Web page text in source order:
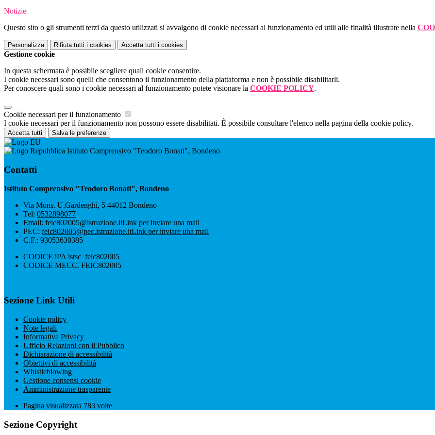
Notizie
Questo sito o gli strumenti terzi da questo utilizzati si avvalgono di cookie necessari al funzionamento ed utili alle finalità illustrate nella
Personalizza Rifiuta tutti i cookies Accetta tutti i cookies
Gestione cookie
In questa schermata è possibile scegliere quali cookie consentire.
I cookie necessari sono quelli che consentono il funzionamento della piattaforma e non è possibile disabilitarli.
Per conoscere quali sono i cookie necessari al funzionamento potete visionare la COOKIE POLICY.
Cookie necessari per il funzionamento
I cookie necessari per il funzionamento non possono essere disabilitati. È possibile consultare l'elenco nella pagina della cookie policy.
Accetta tutti Salva le preferenze
Istituto Comprensivo "Teodoro Bonati", Bondeno
Contatti
Istituto Comprensivo "Teodoro Bonati", Bondeno
Via Mons. U.Gardenghi, 5 44012 Bondeno
Tel: 0532898077
Email: feic802005@istruzione.itLink per inviare una mail
PEC: feic802005@pec.istruzione.itLink per inviare una mail
C.F.: 93053630385
CODICE iPA istsc_feic802005
CODICE MECC. FEIC802005
Sezione Link Utili
Cookie policy
Note legali
Informativa Privacy
Ufficio Relazioni con il Pubblico
Dichiarazione di accessibilità
Obiettivi di accessibilità
Whistleblowing
Gestione consensi cookie
Amministrazione trasparente
Pagina visualizzata 783 volte
Sezione Copyright